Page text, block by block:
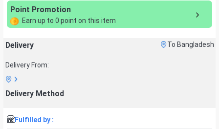
Point Promotion
Earn up to 0 point on this item
Delivery To Bangladesh
Delivery From:
Delivery Method
Fulfilled by :